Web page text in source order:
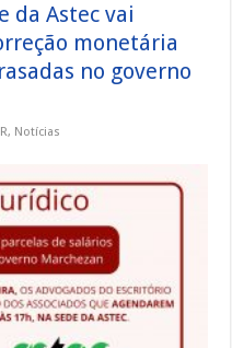
da Astec vai
monetária
no governo
, Notícias